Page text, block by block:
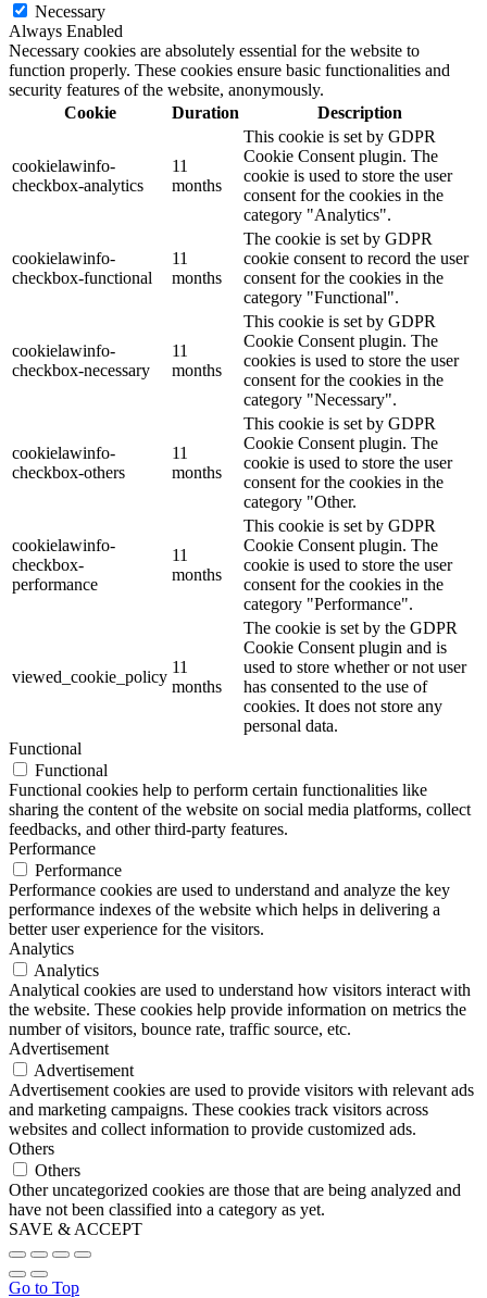
Necessary
Always Enabled
Necessary cookies are absolutely essential for the website to
function properly. These cookies ensure basic functionalities and
security features of the website, anonymously.
Cookie
Duration Description
cookielawinfo-
checkbox-analytics
11
months
This cookie is set by GDPR
Cookie Consent plugin. The
cookie is used to store the user
consent for the cookies in the
category "Analytics".
cookielawinfo-
checkbox-functional
11
months
The cookie is set by GDPR
cookie consent to record the user
consent for the cookies in the
category "Functional".
cookielawinfo-
checkbox-necessary
11
months
This cookie is set by GDPR
Cookie Consent plugin. The
cookies is used to store the user
consent for the cookies in the
category "Necessary".
cookielawinfo-
checkbox-others
11
months
This cookie is set by GDPR
Cookie Consent plugin. The
cookie is used to store the user
consent for the cookies in the
category "Other.
cookielawinfo-
checkbox-
performance
11
months
This cookie is set by GDPR
Cookie Consent plugin. The
cookie is used to store the user
consent for the cookies in the
category "Performance".
viewed_cookie_policy
11
months
The cookie is set by the GDPR
Cookie Consent plugin and is
used to store whether or not user
has consented to the use of
cookies. It does not store any
personal data.
Functional
Functional
Functional cookies help to perform certain functionalities like
sharing the content of the website on social media platforms, collect
feedbacks, and other third-party features.
Performance
Performance
Performance cookies are used to understand and analyze the key
performance indexes of the website which helps in delivering a
better user experience for the visitors.
Analytics
Analytics
Analytical cookies are used to understand how visitors interact with
the website. These cookies help provide information on metrics the
number of visitors, bounce rate, traffic source, etc.
Advertisement
Advertisement
Advertisement cookies are used to provide visitors with relevant ads
and marketing campaigns. These cookies track visitors across
websites and collect information to provide customized ads.
Others
Others
Other uncategorized cookies are those that are being analyzed and
have not been classified into a category as yet.
SAVE & ACCEPT
Go to Top